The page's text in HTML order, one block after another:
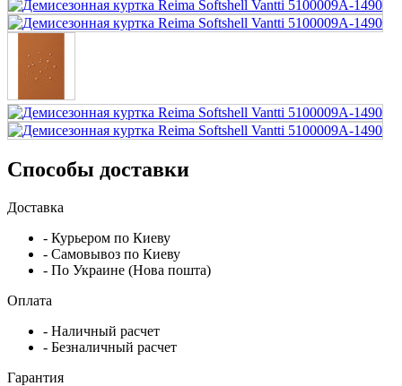
Способы доставки
Доставка
- Курьером по Киеву
- Самовывоз по Киеву
- По Украине (Нова пошта)
Оплата
- Наличный расчет
- Безналичный расчет
Гарантия